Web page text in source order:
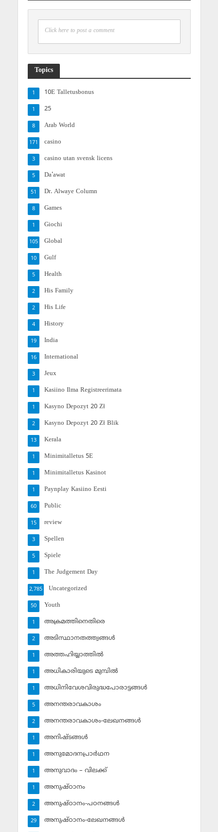
Click here to post a comment
Topics
10E Talletusbonus
1
25
1
Arab World
8
casino
171
casino utan svensk licens
3
Da'awat
5
Dr. Alwaye Column
51
Games
8
Giochi
1
Global
105
Gulf
10
Health
5
His Family
2
His Life
2
History
4
India
19
International
16
Jeux
3
Kasiino Ilma Registreerimata
1
Kasyno Depozyt 20 Zł
1
Kasyno Depozyt 20 Zł Blik
2
Kerala
13
Minimitalletus 5E
1
Minimitalletus Kasinot
1
Paynplay Kasiino Eesti
1
Public
60
review
15
Spellen
3
Spiele
5
The Judgement Day
1
Uncategorized
2,785
Youth
50
അക്രമത്തിനെതിരെ
1
അടിസ്ഥാനതത്ത്വങ്ങള്‍
2
അത്തഹിയ്യാത്തില്‍
1
അധികാരിയുടെ മുമ്പില്‍
1
അധിനിവേശവിരുദ്ധപോരാട്ടങ്ങള്‍
1
അനന്തരാവകാശം
5
അനന്തരാവകാശം-ലേഖനങ്ങള്‍
2
അനിഷ്ടങ്ങള്‍
1
അനുമോദനപ്രാര്‍ഥന
1
അനുവാദം – വിലക്ക്‌
1
അനുഷ്ഠാനം
1
അനുഷ്ഠാനം-പഠനങ്ങള്‍
2
അനുഷ്ഠാനം-ലേഖനങ്ങള്‍
29